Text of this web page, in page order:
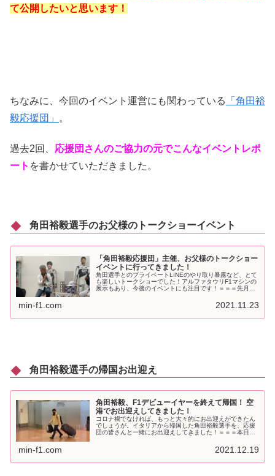
て公開したいと思います！
ちなみに、今回のイベント運営にも関わっている
「角田裕
毅応援団」
。
過去2回、 応援団さんのご協力の元でこんなイベントレポ
ート を書かせていただきました。
角田裕毅選手のお父様のトークショーイベント
「角田裕毅応援団」主催、お父様のトークショー
イベントに行ってきました！
角田選手とのプライベートLINEのやり取り暴露など、とて
も楽しいトークショーでした！アルファタウリF1マシンの
展示もあり、今後のイベントにも注目です！＝＝＝先月に
min-f1.com 2021.11.23
角田裕毅選手の帰国お出迎え
角田裕毅、F1デビューイヤーを終えて帰国！ 空
港でお出迎えしてきました！
コロナ禍でなければ、もっと大々的にお出迎えができたん
でしょうが。イタリアから帰国した角田裕毅選手を、応援
団の皆さんと一緒にお出迎えしてきました！＝＝＝本日
min-f1.com 2021.12.19